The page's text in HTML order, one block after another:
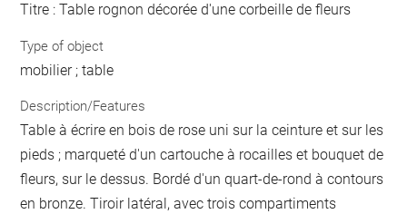
Titre : Table rognon décorée d'une corbeille de fleurs
Type of object
mobilier ; table
Description/Features
Table à écrire en bois de rose uni sur la ceinture et sur les
pieds ; marqueté d'un cartouche à rocailles et bouquet de
fleurs, sur le dessus. Bordé d'un quart-de-rond à contours
en bronze. Tiroir latéral, avec trois compartiments